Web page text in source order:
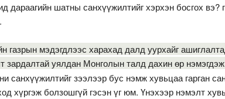
дараагийн шатны санхүүжилтийг хэрхэн босгох вэ?
газрын мэдэгдлээс харахад далд уурхайг
зардалтай уялдан Монголын талд дахин өр нэмэгдэж
санхүүжилтийг зээлээр бус нэмж хувьцаа гарган
хүргэж болзошгүй гэсэн үг юм. Үнэхээр нэмэлт